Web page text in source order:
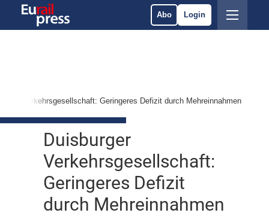
Abo Login
Verkehrsgesellschaft: Geringeres Defizit durch Mehreinnahmen
Duisburger
Verkehrsgesellschaft:
Geringeres Defizit
durch Mehreinnahmen